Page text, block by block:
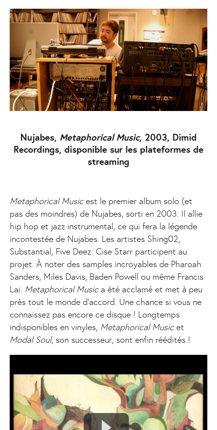
Nujabes, Metaphorical Music, 2003, Dimid
Recordings, disponible sur les plateformes de
streaming
Metaphorical Musicest le premier album solo (et
pas des moindres) de Nujabes, sorti en 2003. Il allie
hip hop et jazz instrumental, ce qui fera la légende
incontestée de Nujabes. Les artistes Shing02,
Substantial, Five Deez Cise Starr participent au
projet. À noter des samples incroyables de Pharoah
Sanders, Miles Davis, Baden Powell ou même Francis
Lai. Metaphorical Musica été acclamé et met à peu
près tout le monde d’accord. Une chance si vous ne
connaissez pas encore ce disque ! Longtemps
indisponibles en vinyles, Metaphorical Musicet
Modal Soul, son successeur, sont enfin réédités !